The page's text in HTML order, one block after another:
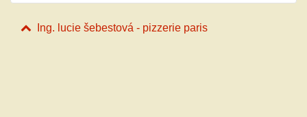
Ing. lucie šebestová - pizzerie paris